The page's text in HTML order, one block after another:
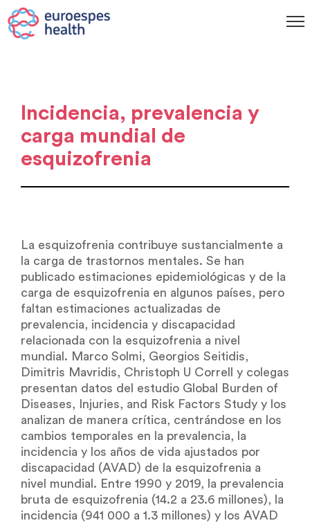
Incidencia, prevalencia y
carga mundial de
esquizofrenia
La esquizofrenia contribuye sustancialmente a
la carga de trastornos mentales. Se han
publicado estimaciones epidemiológicas y de la
carga de esquizofrenia en algunos países, pero
faltan estimaciones actualizadas de
prevalencia, incidencia y discapacidad
relacionada con la esquizofrenia a nivel
mundial. Marco Solmi, Georgios Seitidis,
Dimitris Mavridis, Christoph U Correll y colegas
presentan datos del estudio Global Burden of
Diseases, Injuries, and Risk Factors Study y los
analizan de manera crítica, centrándose en los
cambios temporales en la prevalencia, la
incidencia y los años de vida ajustados por
discapacidad (AVAD) de la esquizofrenia a
nivel mundial. Entre 1990 y 2019, la prevalencia
bruta de esquizofrenia (14.2 a 23.6 millones), la
incidencia (941 000 a 1.3 millones) y los AVAD